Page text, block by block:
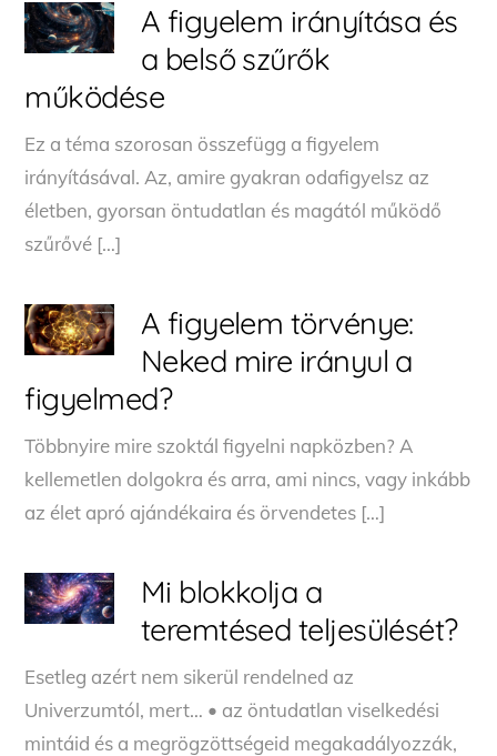
A figyelem irányítása és
a belső szűrők
működése
Ez a téma szorosan összefügg a figyelem
irányításával. Az, amire gyakran odafigyelsz az
életben, gyorsan öntudatlan és magától működő
szűrővé […]
A figyelem törvénye:
Neked mire irányul a
figyelmed?
Többnyire mire szoktál figyelni napközben? A
kellemetlen dolgokra és arra, ami nincs, vagy inkább
az élet apró ajándékaira és örvendetes […]
Mi blokkolja a
teremtésed teljesülését?
Esetleg azért nem sikerül rendelned az
Univerzumtól, mert… • az öntudatlan viselkedési
mintáid és a megrögzöttségeid megakadályozzák,